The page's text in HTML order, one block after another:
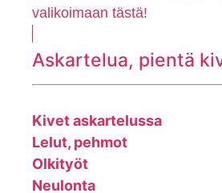
valikoimaan tästä!
Askartelua, pientä
Kivet askartelussa
Lelut, pehmot
Olkityöt
Neulonta